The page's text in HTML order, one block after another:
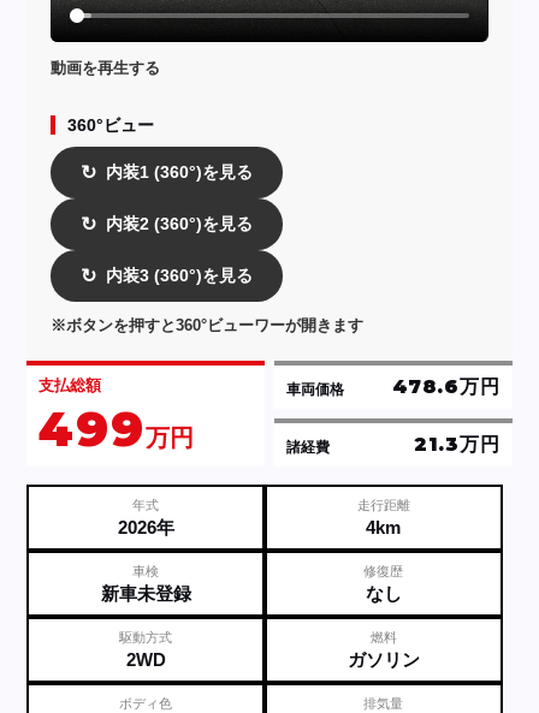
動画を再生する
360°ビュー
↻ 内装1 (360°)を見る
↻ 内装2 (360°)を見る
↻ 内装3 (360°)を見る
※ボタンを押すと360°ビューワーが開きます
支払総額
499万円 諸経費 21.3万円
車両価格 478.6万円
年式
2026年
走行距離
4km
車検
新車未登録
修復歴
なし
駆動方式
2WD
燃料
ガソリン
ボディ色 排気量